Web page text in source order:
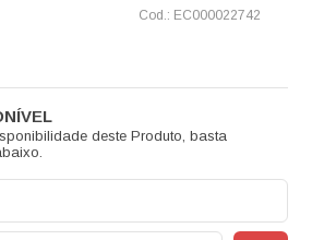
EC000022742
deste Produto, basta